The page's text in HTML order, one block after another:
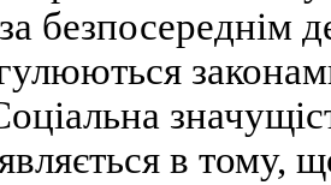
безпосереднім
в тому,